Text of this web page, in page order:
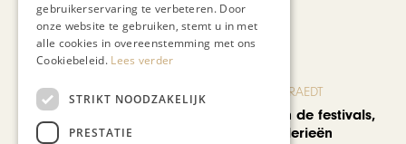
BLOG JO CORTENRAEDT
We verzuipen in de festivals,
feesten en braderieën
gebruikerservaring te verbeteren. Door
onze website te gebruiken, stemt u in met
alle cookies in overeenstemming met ons
Cookiebeleid. Lees verder
STRIKT NOODZAKELIJK
PRESTATIE